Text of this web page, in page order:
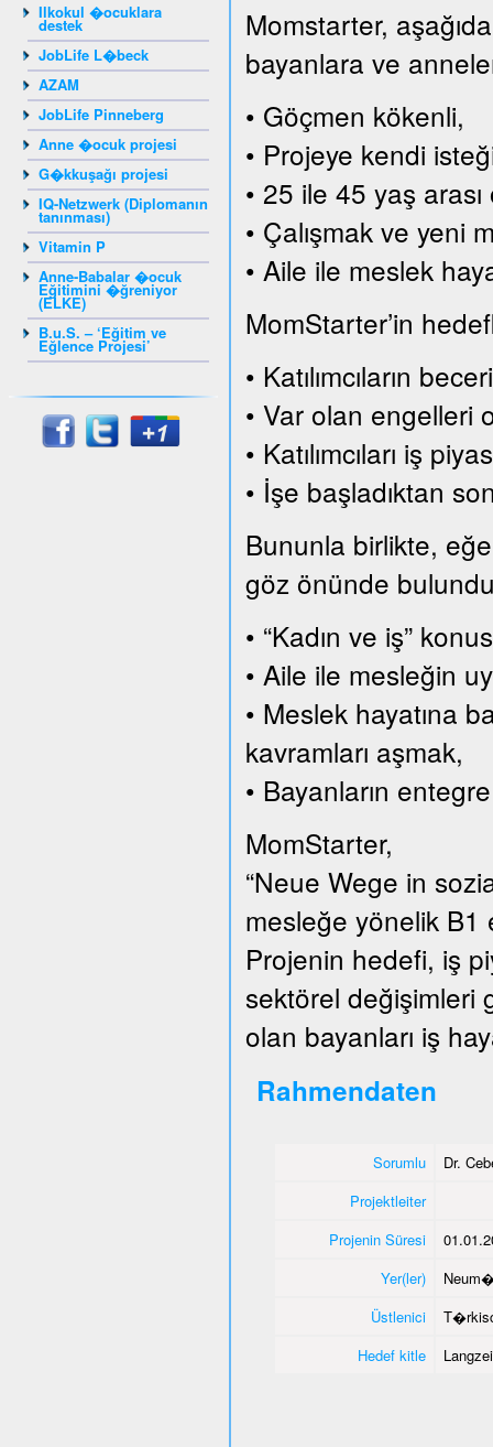
Ilkokul �ocuklara
destek
JobLife L�beck
AZAM
JobLife Pinneberg
Anne �ocuk projesi
G�kkuşağı projesi
IQ-Netzwerk (Diplomanın
tanınması)
Vitamin P
Anne-Babalar �ocuk
Eğitimini �ğreniyor
(ELKE)
B.u.S. – ‘Eğitim ve
Eğlence Projesi’
Momstarter,
bayanlara ve
• Göçmen kökenli,
• Projeye kendi
• 25 ile 45 yaş
• Çalışmak ve yeni
• Aile ile meslek
MomStarter’in
• Katılımcıların
• Var olan engelleri
• Katılımcıları iş
• İşe başladıktan
Bununla birlikte,
göz önünde
• “Kadın ve iş”
• Aile ile mesleğin
• Meslek hayatına
kavramları aşmak,
• Bayanların
MomStarter,
“Neue Wege in
mesleğe yönelik B1
Projenin hedefi, iş
sektörel değişimleri
olan bayanları iş
Rahmendaten
Sorumlu
Dr.
Projektleiter
Projenin Süresi
Yer(ler)
Üstlenici
Hedef kitle